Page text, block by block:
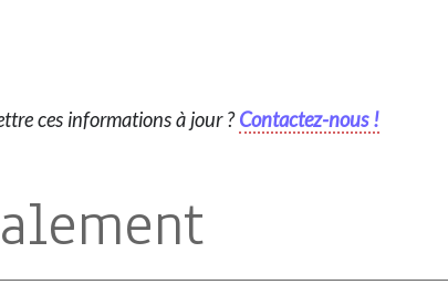
ces informations à jour ?Contactez-nous !